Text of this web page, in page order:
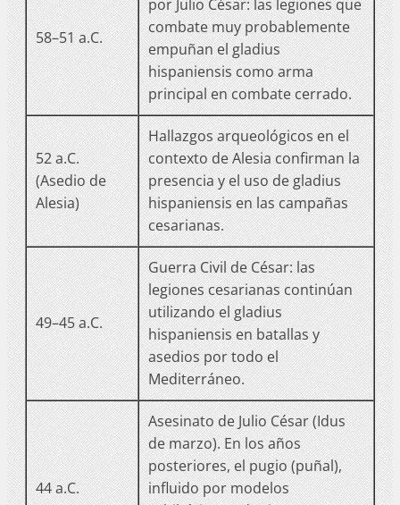
58–51 a.C.
por Julio César: las legiones que
combate muy probablemente
empuñan el gladius
hispaniensis como arma
principal en combate cerrado.
52 a.C.
(Asedio de
Alesia)
Hallazgos arqueológicos en el
contexto de Alesia confirman la
presencia y el uso de gladius
hispaniensis en las campañas
cesarianas.
49–45 a.C.
Guerra Civil de César: las
legiones cesarianas continúan
utilizando el gladius
hispaniensis en batallas y
asedios por todo el
Mediterráneo.
44 a.C.
Asesinato de Julio César (Idus
de marzo). En los años
posteriores, el pugio (puñal),
influido por modelos